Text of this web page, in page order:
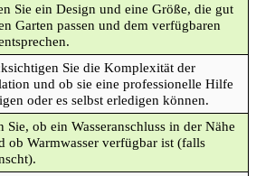
Sie ein Design und eine Größe, die gut
Garten passen und dem verfügbaren
Sie die Komplexität der
und ob sie eine professionelle Hilfe
oder es selbst erledigen können.
Sie, ob ein Wasseranschluss in der Nähe
ob Warmwasser verfügbar ist (falls